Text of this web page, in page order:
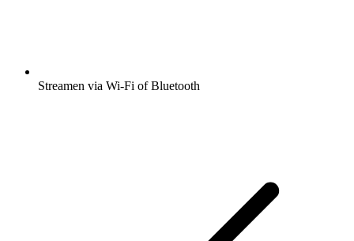
Streamen via Wi-Fi of Bluetooth